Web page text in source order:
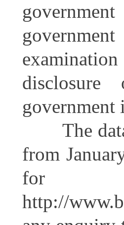
government
The data
from
for
http://